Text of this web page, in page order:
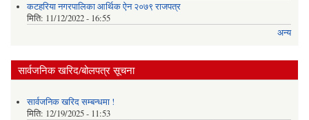
कटहरिया नगरपालिका आर्थिक ऐन २०७९ राजपत्र
मिति: 11/12/2022 - 16:55
अन्य
सार्वजनिक खरिद/बोलपत्र सूचना
सार्वजनिक खरिद सम्बन्धमा !
मिति: 12/19/2025 - 11:53